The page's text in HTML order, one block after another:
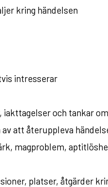
kring händelsen
intresserar
och tankar
att återuppleva
magproblem,
platser, åtgärder